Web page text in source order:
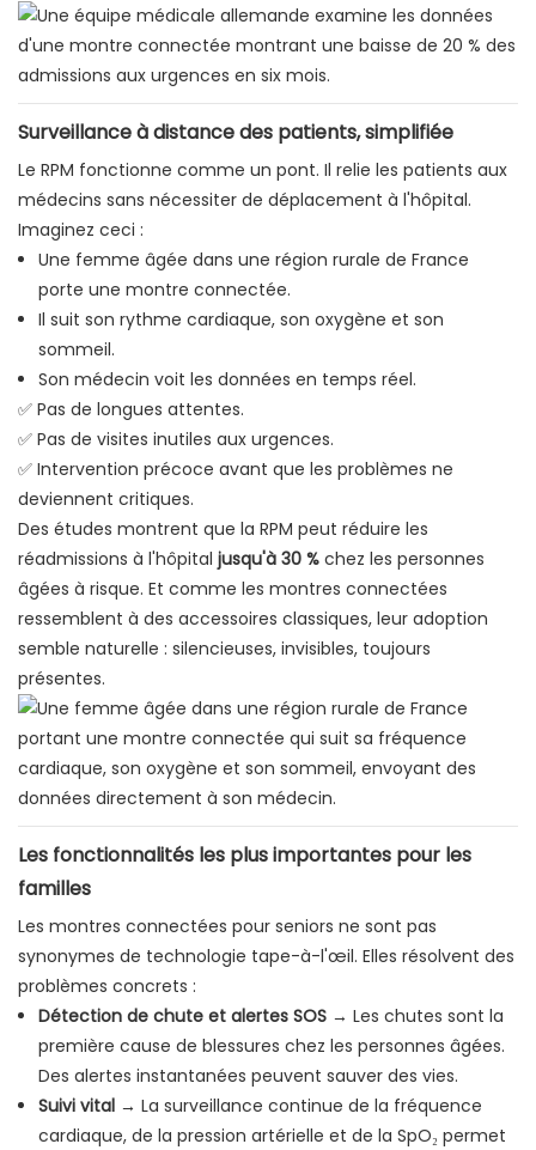
Surveillance à distance des patients, simplifiée
Le RPM fonctionne comme un pont. Il relie les patients aux
médecins sans nécessiter de déplacement à l'hôpital.
Imaginez ceci :
Une femme âgée dans une région rurale de France
porte une montre connectée.
Il suit son rythme cardiaque, son oxygène et son
sommeil.
Son médecin voit les données en temps réel.
✅ Pas de longues attentes.
✅ Pas de visites inutiles aux urgences.
✅ Intervention précoce avant que les problèmes ne
deviennent critiques.
Des études montrent que la RPM peut réduire les
réadmissions à l'hôpital jusqu'à 30 % chez les personnes
âgées à risque. Et comme les montres connectées
ressemblent à des accessoires classiques, leur adoption
semble naturelle : silencieuses, invisibles, toujours
présentes.
Les fonctionnalités les plus importantes pour les
familles
Les montres connectées pour seniors ne sont pas
synonymes de technologie tape-à-l'œil. Elles résolvent des
problèmes concrets :
Détection de chute et alertes SOS→ Les chutes sont la
première cause de blessures chez les personnes âgées.
Des alertes instantanées peuvent sauver des vies.
Suivi vital→ La surveillance continue de la fréquence
cardiaque, de la pression artérielle et de la SpO₂ permet